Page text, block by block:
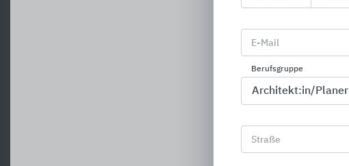
E-Mail
Berufsgruppe
Straße